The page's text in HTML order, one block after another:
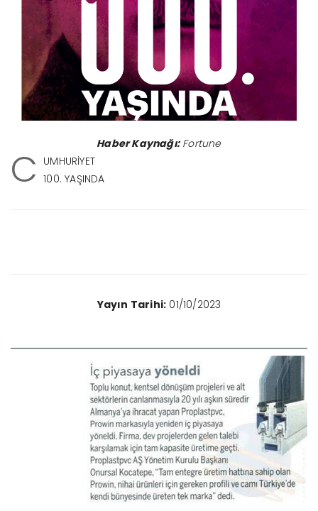
Haber Kaynağı:Fortune
C UMHURİYET
100. YAŞINDA
Yayın Tarihi: 01/10/2023